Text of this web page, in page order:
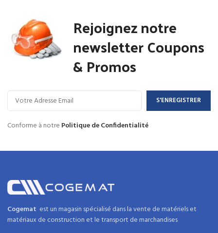
Rejoignez notre
newsletter Coupons
& Promos
Conforme à notre Politique de Confidentialité
Cogemat est un magasin spécialisé dans lavente de matériels et
matériaux de construction etle transport de marchandises